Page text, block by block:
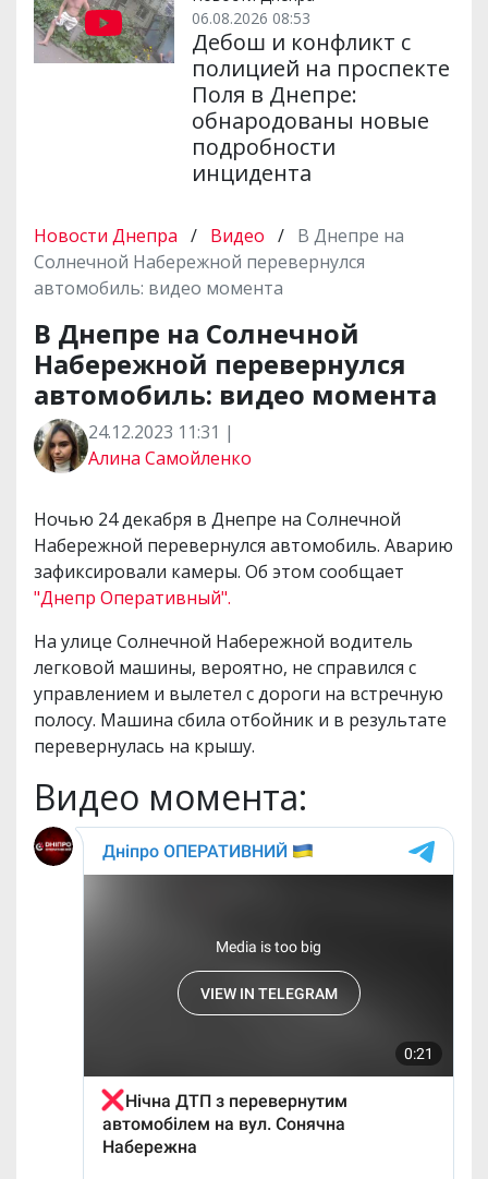
06.08.2026 08:53
Дебош и конфликт с
полицией на проспекте
Поля в Днепре:
обнародованы новые
подробности
инцидента
Новости Днепра / Видео / В Днепре на
Солнечной Набережной перевернулся
автомобиль: видео момента
В Днепре на Солнечной
Набережной перевернулся
автомобиль: видео момента
24.12.2023 11:31 |
Алина Самойленко
Ночью 24 декабря в Днепре на Солнечной
Набережной перевернулся автомобиль. Аварию
зафиксировали камеры. Об этом сообщает
"Днепр Оперативный".
На улице Солнечной Набережной водитель
легковой машины, вероятно, не справился с
управлением и вылетел с дороги на встречную
полосу. Машина сбила отбойник и в результате
перевернулась на крышу.
Видео момента: